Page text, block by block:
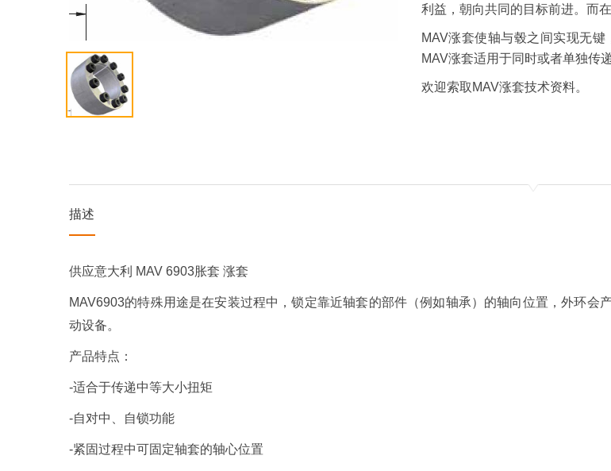
利益，朝向共同的目标前进。而
MAV涨套使轴与毂之间实现无
MAV涨套适用于同时或者单独传
欢迎索取MAV涨套技术资料。
描述
供应意大利 MAV 6903胀套 涨套
MAV6903的特殊用途是在安装过程中，锁定靠近轴套的部件（例如轴承）的轴向位置，外环
动设备。
产品特点：
-适合于传递中等大小扭矩
-自对中、自锁功能
-紧固过程中可固定轴套的轴心位置